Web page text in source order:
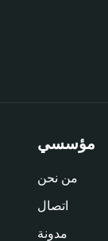
مؤسسي
من نحن
اتصال
مدونة